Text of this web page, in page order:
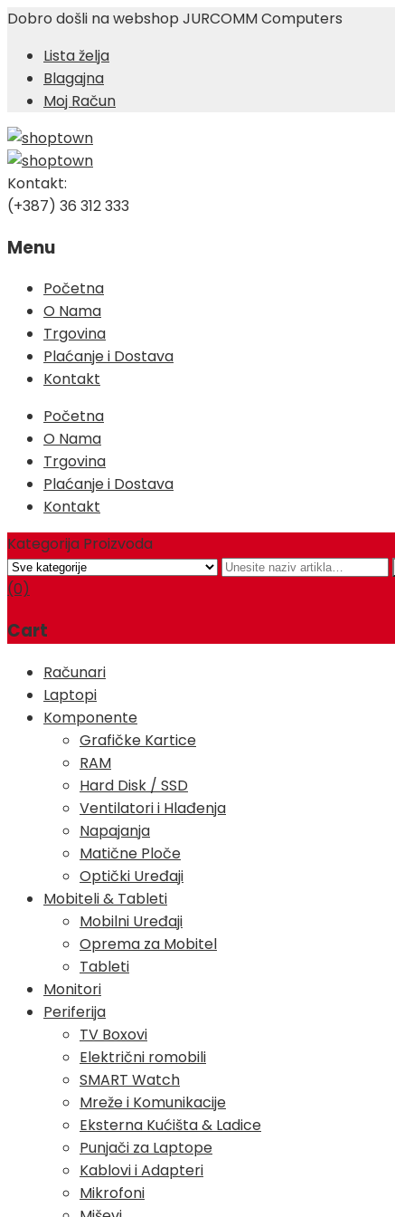
Dobro došli na webshop JURCOMM Computers
Lista želja
Blagajna
Moj Račun
Kontakt:
(+387) 36 312 333
Menu
Skip
content
Početna
O Nama
Trgovina
Plaćanje i Dostava
Kontakt
Početna
O Nama
Trgovina
Plaćanje i Dostava
Kontakt
Kategorija Proizvoda
(0)
Cart
Računari
Laptopi
Komponente
Grafičke Kartice
RAM
Hard Disk / SSD
Ventilatori i Hlađenja
Napajanja
Matične Ploče
Optički Uređaji
Mobiteli & Tableti
Mobilni Uređaji
Oprema za Mobitel
Tableti
Monitori
Periferija
TV Boxovi
Električni romobili
SMART Watch
Mreže i Komunikacije
Eksterna Kućišta & Ladice
Punjači za Laptope
Kablovi i Adapteri
Mikrofoni